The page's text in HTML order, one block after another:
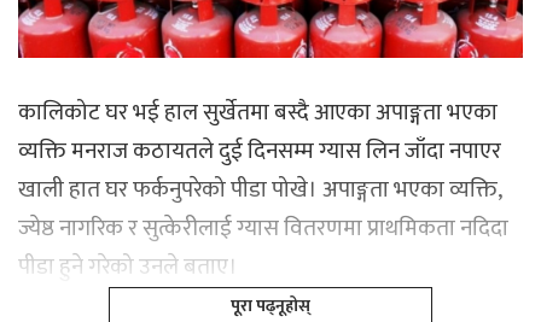
कालिकोट घर भई हाल सुर्खेतमा बस्दै आएका अपाङ्गता भएका
व्यक्ति मनराज कठायतले दुई दिनसम्म ग्यास लिन जाँदा नपाएर
खाली हात घर फर्कनुपरेको पीडा पोखे। अपाङ्गता भएका व्यक्ति,
ज्येष्ठ नागरिक र सुत्केरीलाई ग्यास वितरणमा प्राथमिकता नदिदा
पीडा हुने गरेको उनले बताए।
पूरा पढ्नूहोस्